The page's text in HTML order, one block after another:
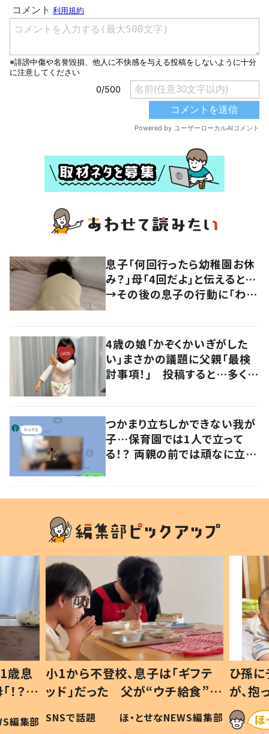
息子「何回行ったら幼稚園お休
み？」母「4回だよ」と伝えると…
→その後の息子の行動に「わか
4歳の娘「かぞくかいぎがした
い」まさかの議題に父親「最検
討事項！」 投稿すると…多くの
つかまり立ちしかできない我が
子…保育園では1人で立って
る！？ 両親の前では頑なに立た
歳息
？」
編集部
小1から不登校、息子は「ギフテ
ッド」だった 父が“ウチ給食”を
作り続ける理由とは #令和の親
#令和の子
SNSで話題 ほ・とせなNEWS編集部
ひ孫
が、
「涙が
い」